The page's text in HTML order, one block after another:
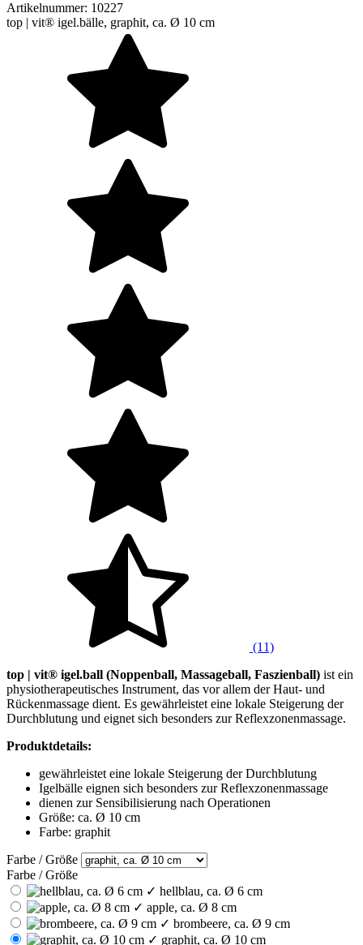
Artikelnummer: 10227
top | vit® igel.bälle, graphit, ca. Ø 10 cm
(11)
top | vit® igel.ball (Noppenball, Massageball, Faszienball) ist ein
physiotherapeutisches Instrument, das vor allem der Haut- und
Rückenmassage dient. Es gewährleistet eine lokale Steigerung der
Durchblutung und eignet sich besonders zur Reflexzonenmassage.
Produktdetails:
gewährleistet eine lokale Steigerung der Durchblutung
Igelbälle eignen sich besonders zur Reflexzonenmassage
dienen zur Sensibilisierung nach Operationen
Größe: ca. Ø 10 cm
Farbe: graphit
Farbe / Größe
Farbe / Größe
✓ hellblau, ca. Ø 6 cm
✓ apple, ca. Ø 8 cm
✓ brombeere, ca. Ø 9 cm
✓ graphit, ca. Ø 10 cm